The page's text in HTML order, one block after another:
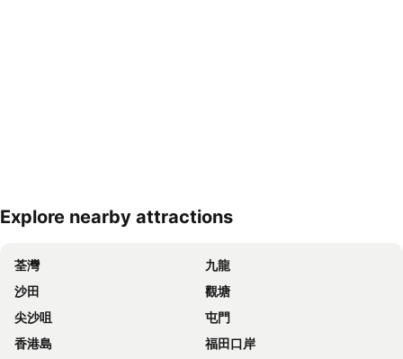
展開地圖
Explore nearby attractions
荃灣
九龍
沙田
觀塘
尖沙咀
屯門
香港島
福田口岸